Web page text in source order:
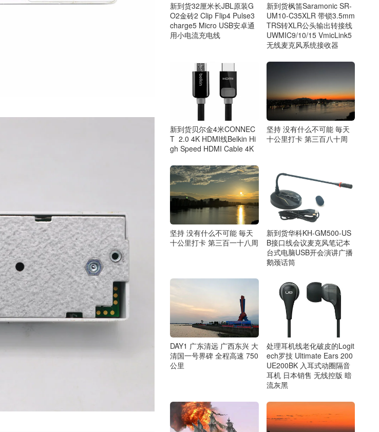
新到货32厘米长JBL原装G
O2金砖2 Clip Flip4 Pulse3
charge5 Micro USB安卓通
用小电流充电线
新到货枫笛Saramonic SR-
UM10-C35XLR 带锁3.5mm
TRS转XLR公头输出转接线
UWMIC9/10/15 VmicLink5
无线麦克风系统接收器
新到货贝尔金4米CONNEC
T 2.0 4K HDMI线Belkin Hi
gh Speed HDMI Cable 4K
坚持 没有什么不可能 毎天
十公里打卡 第三百八十周
坚持 没有什么不可能 毎天
十公里打卡 第三百一十八周
新到货华科KH-GM500-US
B接口线会议麦克风笔记本
台式电脑USB开会演讲广播
鹅颈话筒
DAY1 广东清远 广西东兴 大
清国一号界碑 全程高速 750
公里
处理耳机线老化破皮的Logit
ech罗技 Ultimate Ears 200
UE200BK 入耳式动圈隔音
耳机 日本销售 无线控版 暗
流灰黑